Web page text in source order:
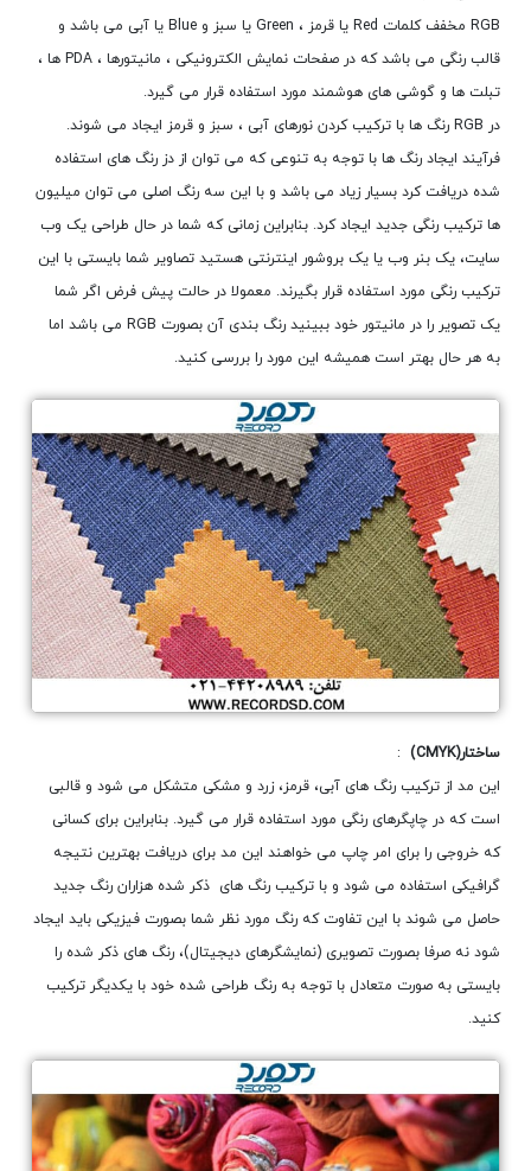
RGB مخفف کلمات Red یا قرمز ، Green یا سبز و Blue یا آبی می باشد و
قالب رنگی می باشد که در صفحات نمایش الکترونیکی ، مانیتورها ، PDA ها ،
تبلت ها و گوشی های هوشمند مورد استفاده قرار می گیرد.
در RGB رنگ ها با ترکیب کردن نورهای آبی ، سبز و قرمز ایجاد می شوند.
فرآیند ایجاد رنگ ها با توجه به تنوعی که می توان از دز رنگ های استفاده
شده دریافت کرد بسیار زیاد می باشد و با این سه رنگ اصلی می توان میلیون
ها ترکیب رنگی جدید ایجاد کرد. بنابراین زمانی که شما در حال طراحی یک وب
سایت، یک بنر وب یا یک بروشور اینترنتی هستید تصاویر شما بایستی با این
ترکیب رنگی مورد استفاده قرار بگیرند. معمولا در حالت پیش فرض اگر شما
یک تصویر را در مانیتور خود ببینید رنگ بندی آن بصورت RGB می باشد اما
به هر حال بهتر است همیشه این مورد را بررسی کنید.
ساختار(CMYK)
:
این مد از ترکیب رنگ های آبی، قرمز، زرد و مشکی متشکل می شود و قالبی
است که در چاپگرهای رنگی مورد استفاده قرار می گیرد. بنابراین برای کسانی
که خروجی را برای امر چاپ می خواهند این مد برای دریافت بهترین نتیجه
گرافیکی استفاده می شود و با ترکیب رنگ های ذکر شده هزاران رنگ جدید
حاصل می شوند با این تفاوت که رنگ مورد نظر شما بصورت فیزیکی باید ایجاد
شود نه صرفا بصورت تصویری (نمایشگرهای دیجیتال)، رنگ های ذکر شده را
بایستی به صورت متعادل با توجه به رنگ طراحی شده خود با یکدیگر ترکیب
کنید.